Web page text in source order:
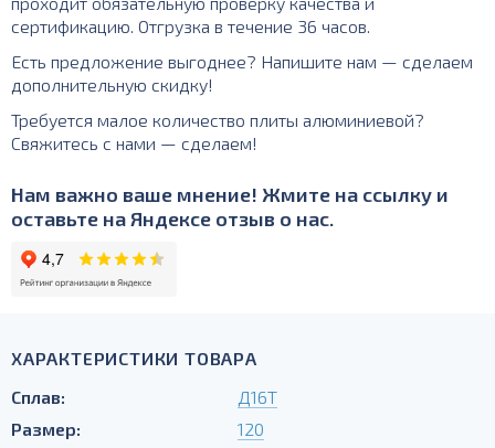
сертификацию. Отгрузка в течение 36 часов.
Есть предложение выгоднее? Напишите нам — сделаем
дополнительную скидку!
Требуется малое количество плиты алюминиевой?
Свяжитесь с нами — сделаем!
Нам важно ваше мнение! Жмите на ссылку и
оставьте на Яндексе отзыв о нас.
ХАРАКТЕРИСТИКИ ТОВАРА
Сплав:
Д16Т
Размер:
120